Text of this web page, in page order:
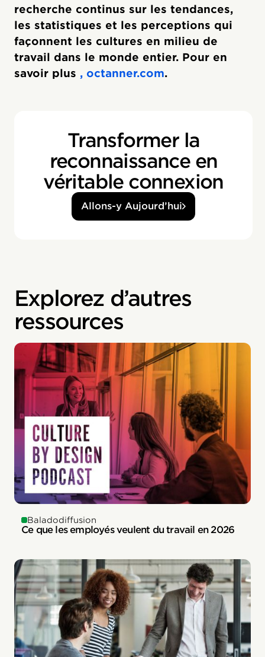
recherche continus sur les tendances,
les statistiques et les perceptions qui
façonnent les cultures en milieu de
travail dans le monde entier. Pour en
savoir plus , octanner.com.
Transformer la
reconnaissance en
véritable connexion
Allons-y Aujourd’hui
Explorez d’autres
ressources
Baladodiffusion
Ce que les employés veulent du travail en 2026